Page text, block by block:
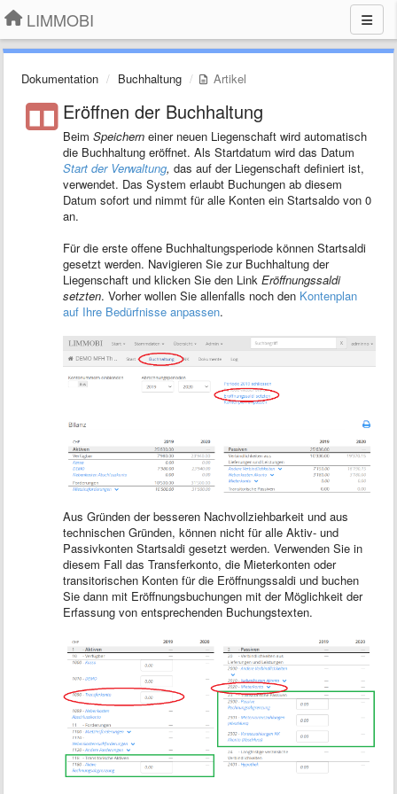
LIMMOBI
Dokumentation Buchhaltung Artikel
Eröffnen der Buchhaltung
Beim Speichern einer neuen Liegenschaft wird automatisch
die Buchhaltung eröffnet. Als Startdatum wird das Datum
Start der Verwaltung, das auf der Liegenschaft definiert ist,
verwendet. Das System erlaubt Buchungen ab diesem
Datum sofort und nimmt für alle Konten ein Startsaldo von 0
an.
Für die erste offene Buchhaltungsperiode können Startsaldi
gesetzt werden. Navigieren Sie zur Buchhaltung der
Liegenschaft und klicken Sie den Link Eröffnungssaldi
setzten. Vorher wollen Sie allenfalls noch den Kontenplan
auf Ihre Bedürfnisse anpassen.
Aus Gründen der besseren Nachvollziehbarkeit und aus
technischen Gründen, können nicht für alle Aktiv- und
Passivkonten Startsaldi gesetzt werden. Verwenden Sie in
diesem Fall das Transferkonto, die Mieterkonten oder
transitorischen Konten für die Eröffnungssaldi und buchen
Sie dann mit Eröffnungsbuchungen mit der Möglichkeit der
Erfassung von entsprechenden Buchungstexten.